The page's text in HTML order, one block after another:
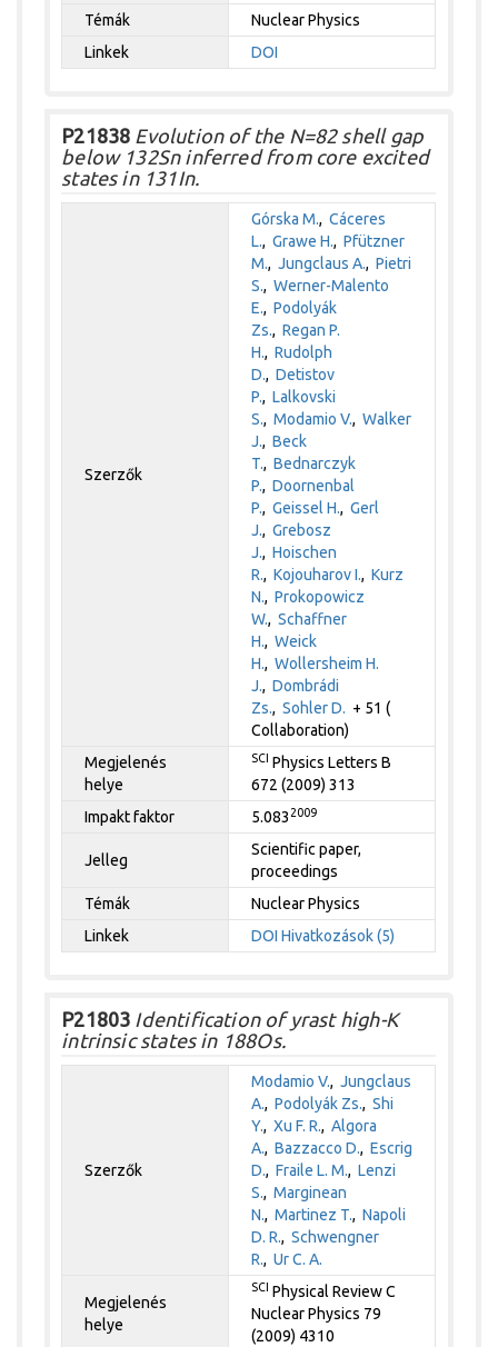
Témák
Nuclear Physics
Linkek
DOI
P21838 Evolution of the N=82 shell gap
below 132Sn inferred from core excited
states in 131In.
Szerzők
Górska M.,Cáceres
L.,Grawe H.,Pfützner
M.,Jungclaus A.,Pietri
S.,Werner-Malento
E.,Podolyák
Zs.,Regan P.
H.,Rudolph
D.,Detistov
P.,Lalkovski
S.,Modamio V.,Walker
J.,Beck
T.,Bednarczyk
P.,Doornenbal
P.,Geissel H.,Gerl
J.,Grebosz
J.,Hoischen
R.,Kojouharov I.,Kurz
N.,Prokopowicz
W.,Schaffner
H.,Weick
H.,Wollersheim H.
J.,Dombrádi
Zs.,Sohler D. + 51 (
Collaboration)
Megjelenés
helye
SCI Physics Letters B
672 (2009) 313
Impakt faktor
5.083 2009
Jelleg
Scientific paper,
proceedings
Témák
Nuclear Physics
Linkek
DOI Hivatkozások (5)
P21803 Identification of yrast high-K
intrinsic states in 188Os.
Szerzők
Modamio V.,Jungclaus
A.,Podolyák Zs.,Shi
Y.,Xu F. R.,Algora
A.,Bazzacco D.,Escrig
D.,Fraile L. M.,Lenzi
S.,Marginean
N.,Martinez T.,Napoli
D. R.,Schwengner
R.,Ur C. A.
Megjelenés
helye
SCI Physical Review C
Nuclear Physics 79
(2009) 4310